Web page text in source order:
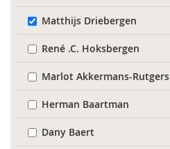
Matthijs Driebergen
René .C. Hoksbergen
Marlot Akkermans-Rutgers
Herman Baartman
Dany Baert